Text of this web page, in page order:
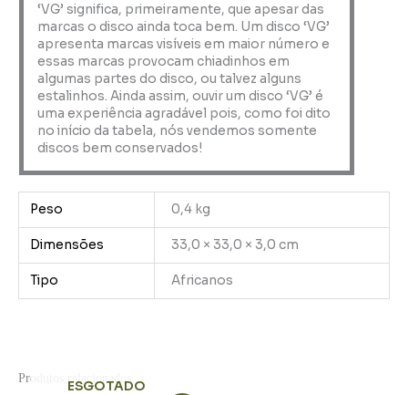
‘VG’ significa, primeiramente, que apesar das
marcas o disco ainda toca bem. Um disco ‘VG’
apresenta marcas visíveis em maior número e
essas marcas provocam chiadinhos em
algumas partes do disco, ou talvez alguns
estalinhos. Ainda assim, ouvir um disco ‘VG’ é
uma experiência agradável pois, como foi dito
no início da tabela, nós vendemos somente
discos bem conservados!
Peso 0,4 kg
Dimensões 33,0 × 33,0 × 3,0 cm
Tipo Africanos
Produtos relacionados
ESGOTADO